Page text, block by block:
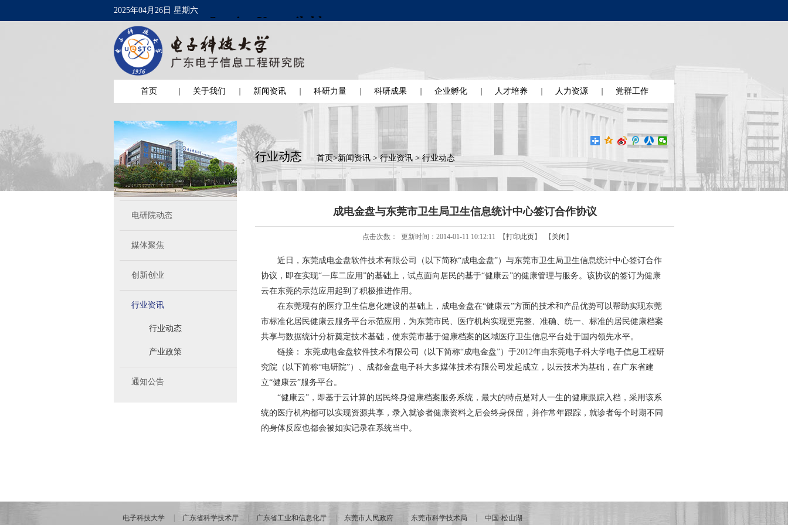
2025年04月26日 星期六
首页 关于我们 新闻资讯 科研力量 科研成果 企业孵化 人才培养 人力资源 党群工作
电研院动态
媒体聚焦
创新创业
行业资讯
行业动态
产业政策
通知公告
行业动态 首页>新闻资讯 >行业资讯 >行业动态
成电金盘与东莞市卫生局卫生信息统计中心签订合作协议
点击次数： 更新时间：2014-01-11 10:12:11 【打印此页】 【 关闭 】
近日，东莞成电金盘软件技术有限公司（以下简称“成电金盘”）与东莞市卫生局卫生信息统计中心签订合作
协议，即在实现“一库二应用”的基础上，试点面向居民的基于“健康云”的健康管理与服务。该协议的签订为健康
云在东莞的示范应用起到了积极推进作用。
在东莞现有的医疗卫生信息化建设的基础上，成电金盘在“健康云”方面的技术和产品优势可以帮助实现东莞
市标准化居民健康云服务平台示范应用，为东莞市民、医疗机构实现更完整、准确、统一、标准的居民健康档案
共享与数据统计分析奠定技术基础，使东莞市基于健康档案的区域医疗卫生信息平台处于国内领先水平。
链接： 东莞成电金盘软件技术有限公司（以下简称“成电金盘”）于2012年由东莞电子科大学电子信息工程研
究院（以下简称“电研院”）、成都金盘电子科大多媒体技术有限公司发起成立，以云技术为基础，在广东省建
立“健康云”服务平台。
“健康云”，即基于云计算的居民终身健康档案服务系统，最大的特点是对人一生的健康跟踪入档，采用该系
统的医疗机构都可以实现资源共享，录入就诊者健康资料之后会终身保留，并作常年跟踪，就诊者每个时期不同
的身体反应也都会被如实记录在系统当中。
电子科技大学 广东省科学技术厅 广东省工业和信息化厅 东莞市人民政府 东莞市科学技术局 中国·松山湖